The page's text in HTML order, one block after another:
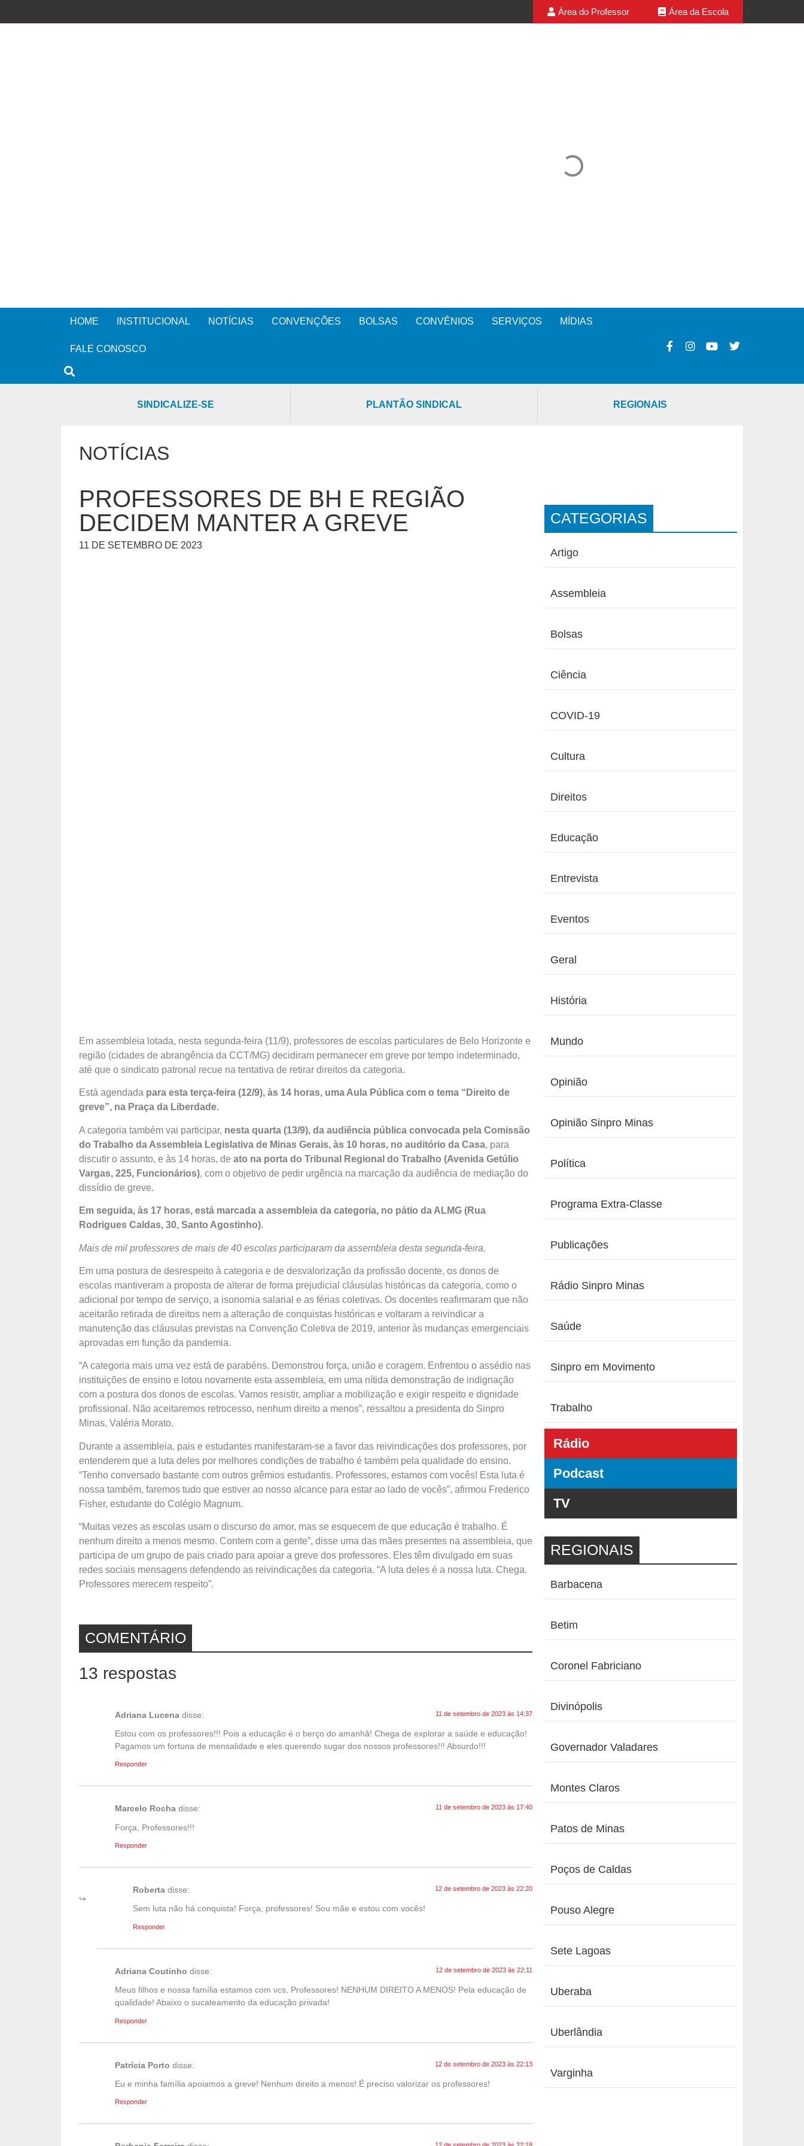
Área do Professor Área da Escola
HOME INSTITUCIONAL NOTÍCIAS CONVENÇÕES BOLSAS CONVÊNIOS SERVIÇOS MÍDIAS
FALE CONOSCO
SINDICALIZE-SE PLANTÃO SINDICAL REGIONAIS
NOTÍCIAS
PROFESSORES DE BH E REGIÃO
DECIDEM MANTER A GREVE
11 DE SETEMBRO DE 2023
Em assembleia lotada, nesta segunda-feira (11/9), professores de escolas particulares de Belo Horizonte e
região (cidades de abrangência da CCT/MG) decidiram permanecer em greve por tempo indeterminado,
até que o sindicato patronal recue na tentativa de retirar direitos da categoria.
Está agendada para esta terça-feira (12/9), às 14 horas, uma Aula Pública com o tema “Direito de
greve”, na Praça da Liberdade.
A categoria também vai participar, nesta quarta (13/9), da audiência pública convocada pela Comissão
do Trabalho da Assembleia Legislativa de Minas Gerais, às 10 horas, no auditório da Casa, para
discutir o assunto, e às 14 horas, de ato na porta do Tribunal Regional do Trabalho (Avenida Getúlio
Vargas, 225, Funcionários), com o objetivo de pedir urgência na marcação da audiência de mediação do
dissídio de greve.
Em seguida, às 17 horas, está marcada a assembleia da categoria, no pátio da ALMG (Rua
Rodrigues Caldas, 30, Santo Agostinho).
Mais de mil professores de mais de 40 escolas participaram da assembleia desta segunda-feira.
Em uma postura de desrespeito à categoria e de desvalorização da profissão docente, os donos de
escolas mantiveram a proposta de alterar de forma prejudicial cláusulas históricas da categoria, como o
adicional por tempo de serviço, a isonomia salarial e as férias coletivas. Os docentes reafirmaram que não
aceitarão retirada de direitos nem a alteração de conquistas históricas e voltaram a reivindicar a
manutenção das cláusulas previstas na Convenção Coletiva de 2019, anterior às mudanças emergenciais
aprovadas em função da pandemia.
“A categoria mais uma vez está de parabéns. Demonstrou força, união e coragem. Enfrentou o assédio nas
instituições de ensino e lotou novamente esta assembleia, em uma nítida demonstração de indignação
com a postura dos donos de escolas. Vamos resistir, ampliar a mobilização e exigir respeito e dignidade
profissional. Não aceitaremos retrocesso, nenhum direito a menos”, ressaltou a presidenta do Sinpro
Minas, Valéria Morato.
Durante a assembleia, pais e estudantes manifestaram-se a favor das reivindicações dos professores, por
entenderem que a luta deles por melhores condições de trabalho é também pela qualidade do ensino.
“Tenho conversado bastante com outros grêmios estudantis. Professores, estamos com vocês! Esta luta é
nossa também, faremos tudo que estiver ao nosso alcance para estar ao lado de vocês”, afirmou Frederico
Fisher, estudante do Colégio Magnum.
“Muitas vezes as escolas usam o discurso do amor, mas se esquecem de que educação é trabalho. É
nenhum direito a menos mesmo. Contem com a gente”, disse uma das mães presentes na assembleia, que
participa de um grupo de pais criado para apoiar a greve dos professores. Eles têm divulgado em suas
redes sociais mensagens defendendo as reivindicações da categoria. “A luta deles é a nossa luta. Chega.
Professores merecem respeito”.
COMENTÁRIO
13 respostas
Adriana Lucena disse: 11 de setembro de 2023 às 14:37
Estou com os professores!!! Pois a educação é o berço do amanhã! Chega de explorar a saúde e educação!
Pagamos um fortuna de mensalidade e eles querendo sugar dos nossos professores!!! Absurdo!!!
Responder
Marcelo Rocha disse: 11 de setembro de 2023 às 17:40
Força, Professores!!!
Responder
Roberta disse: 12 de setembro de 2023 às 22:20
Sem luta não há conquista! Força, professores! Sou mãe e estou com vocês!
Responder
Adriana Coutinho disse: 12 de setembro de 2023 às 22:11
Meus filhos e nossa família estamos com vcs, Professores! NENHUM DIREITO A MENOS! Pela educação de
qualidade! Abaixo o sucateamento da educação privada!
Responder
Patrícia Porto disse: 12 de setembro de 2023 às 22:13
Eu e minha família apoiamos a greve! Nenhum direito a menos! É preciso valorizar os professores!
Responder
CATEGORIAS
Artigo
Assembleia
Bolsas
Ciência
COVID-19
Cultura
Direitos
Educação
Entrevista
Eventos
Geral
História
Mundo
Opinião
Opinião Sinpro Minas
Política
Programa Extra-Classe
Publicações
Rádio Sinpro Minas
Saúde
Sinpro em Movimento
Trabalho
Rádio
Podcast
TV
REGIONAIS
Barbacena
Betim
Coronel Fabriciano
Divinópolis
Governador Valadares
Montes Claros
Patos de Minas
Poços de Caldas
Pouso Alegre
Sete Lagoas
Uberaba
Uberlândia
Varginha